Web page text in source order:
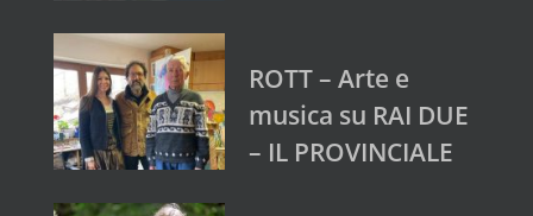
ROTT – Arte e
musica su RAI DUE
– IL PROVINCIALE